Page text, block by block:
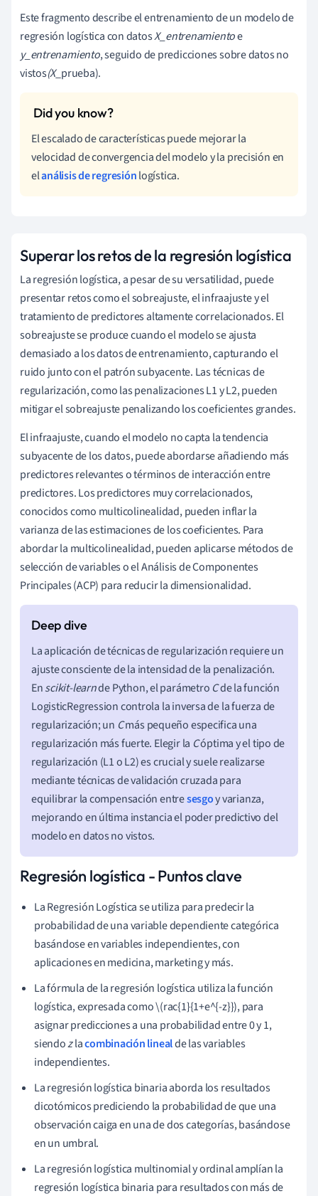
Este fragmento describe el entrenamiento de un modelo de
regresión logística con datosX_entrenamientoe
y_entrenamiento, seguido de predicciones sobre datos no
vistos(X_prueba).
El escalado de características puede mejorar la
velocidad de convergencia del modelo y la precisión en
elanálisis de regresiónlogística.
Superar los retos de la regresión logística
La regresión logística, a pesar de su versatilidad, puede
presentar retos como el sobreajuste, el infraajuste y el
tratamiento de predictores altamente correlacionados. El
sobreajuste se produce cuando el modelo se ajusta
demasiado a los datos de entrenamiento, capturando el
ruido junto con el patrón subyacente. Las técnicas de
regularización, como las penalizaciones L1 y L2, pueden
mitigar el sobreajuste penalizando los coeficientes grandes.
El infraajuste, cuando el modelo no capta la tendencia
subyacente de los datos, puede abordarse añadiendo más
predictores relevantes o términos de interacción entre
predictores. Los predictores muy correlacionados,
conocidos como multicolinealidad, pueden inflar la
varianza de las estimaciones de los coeficientes. Para
abordar la multicolinealidad, pueden aplicarse métodos de
selección de variables o el Análisis de Componentes
Principales (ACP) para reducir la dimensionalidad.
La aplicación de técnicas de regularización requiere un
ajuste consciente de la intensidad de la penalización.
Enscikit-learnde Python, el parámetro Cde la función
LogisticRegression controla la inversa de la fuerza de
regularización; un Cmás pequeño especifica una
regularización más fuerte. Elegir la Cóptima y el tipo de
regularización (L1 o L2) es crucial y suele realizarse
mediante técnicas de validación cruzada para
equilibrar la compensación entresesgoy varianza,
mejorando en última instancia el poder predictivo del
modelo en datos no vistos.
Regresión logística - Puntos clave
La Regresión Logística se utiliza para predecir la
probabilidad de una variable dependiente categórica
basándose en variables independientes, con
aplicaciones en medicina, marketing y más.
La fórmula de la regresión logística utiliza la función
logística, expresada como \(rac{1}{1+e^{-z}}), para
asignar predicciones a una probabilidad entre 0 y 1,
siendozlacombinación linealde las variables
independientes.
La regresión logística binaria aborda los resultados
dicotómicos prediciendo la probabilidad de que una
observación caiga en una de dos categorías, basándose
en un umbral.
La regresión logística multinomial y ordinal amplían la
regresión logística binaria para resultados con más de